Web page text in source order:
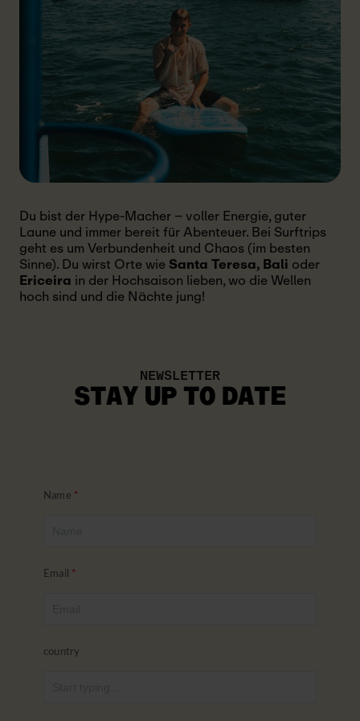
Du bist der Hype-Macher – voller Energie, guter
Laune und immer bereit für Abenteuer. Bei Surftrips
geht es um Verbundenheit und Chaos (im besten
Sinne). Du wirst Orte wieSanta Teresa, Bali oder
Ericeira in der Hochsaison lieben, wo die Wellen
hoch sind und die Nächte jung!
NEWSLETTER
STAY UP TO DATE
Name
Email
country